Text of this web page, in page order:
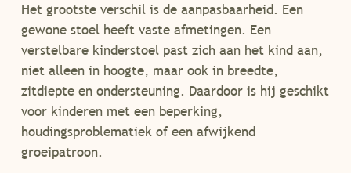
Het grootste verschil is de aanpasbaarheid. Een
gewone stoel heeft vaste afmetingen. Een
verstelbare kinderstoel past zich aan het kind aan,
niet alleen in hoogte, maar ook in breedte,
zitdiepte en ondersteuning. Daardoor is hij geschikt
voor kinderen met een beperking,
houdingsproblematiek of een afwijkend
groeipatroon.